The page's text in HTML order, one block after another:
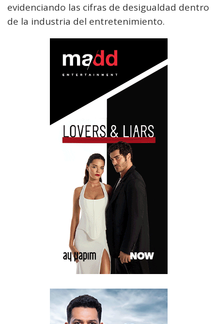
evidenciando las cifras de desigualdad dentro
de la industria del entretenimiento.